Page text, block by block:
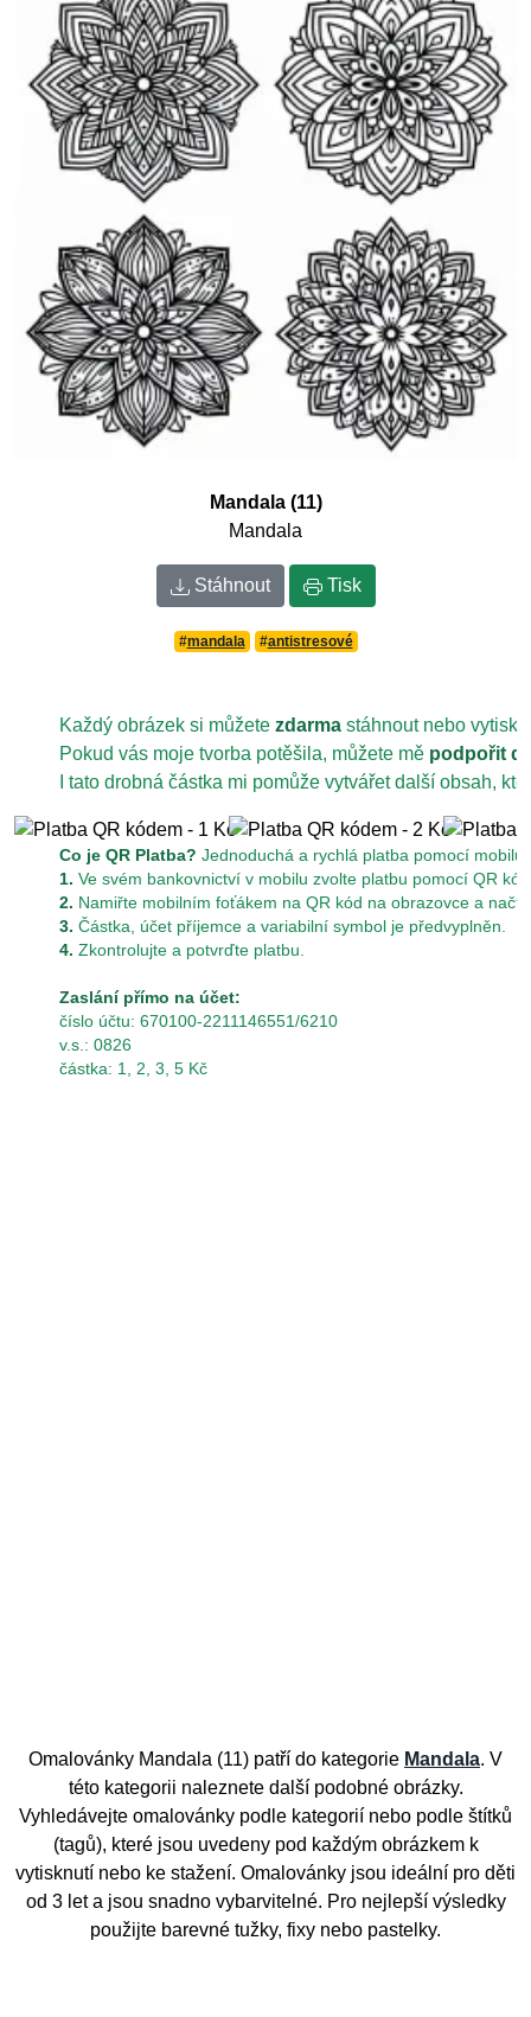
Mandala (11)
Mandala
Stáhnout Tisk
#mandala #antistresové
Každý obrázek si můžete zdarma stáhnout nebo
Pokud vás moje tvorba potěšila, můžete mě podpořit
I tato drobná částka mi pomůže vytvářet další obsah,
Co je QR Platba? Jednoduchá a rychlá platba pomocí
1. Ve svém bankovnictví v mobilu zvolte platbu pomocí QR
2. Namiřte mobilním foťákem na QR kód na obrazovce a
3. Částka, účet příjemce a variabilní symbol je předvyplněn.
4. Zkontrolujte a potvrďte platbu.
Zaslání přímo na účet:
číslo účtu: 670100-2211146551/6210
v.s.: 0826
částka: 1, 2, 3, 5 Kč
Omalovánky Mandala (11) patří do kategorie Mandala. V
této kategorii naleznete další podobné obrázky.
Vyhledávejte omalovánky podle kategorií nebo podle štítků
(tagů), které jsou uvedeny pod každým obrázkem k
vytisknutí nebo ke stažení. Omalovánky jsou ideální pro děti
od 3 let a jsou snadno vybarvitelné. Pro nejlepší výsledky
použijte barevné tužky, fixy nebo pastelky.